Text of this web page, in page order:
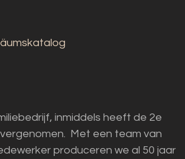
inmiddels heeft de 2e
Met een team van
produceren we al 50 jaar